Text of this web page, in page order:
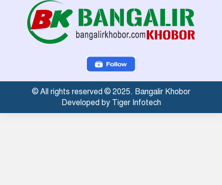
© All rights reserved © 2025. Bangalir Khobor
Developed by Tiger Infotech